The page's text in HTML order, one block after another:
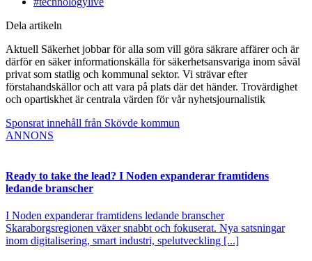
Dela artikeln
Aktuell Säkerhet jobbar för alla som vill göra säkrare affärer och är
därför en säker informationskälla för säkerhetsansvariga inom såväl
privat som statlig och kommunal sektor. Vi strävar efter
förstahandskällor och att vara på plats där det händer. Trovärdighet
och opartiskhet är centrala värden för vår nyhetsjournalistik
Sponsrat innehåll från Skövde kommun
ANNONS
Ready to take the lead? I Noden expanderar framtidens
ledande branscher
I Noden expanderar framtidens ledande branscher
Skaraborgsregionen växer snabbt och fokuserat. Nya satsningar
inom digitalisering, smart industri, spelutveckling [...]